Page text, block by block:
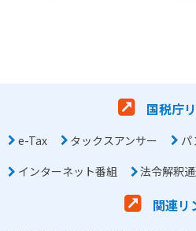
国税庁
e-Tax タックスアンサー
パ
インターネット番組
法令解釈
関連リ